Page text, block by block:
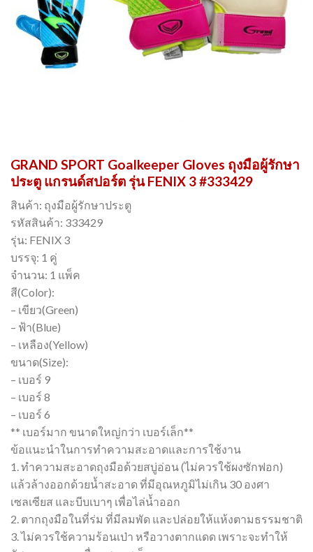
GRAND SPORT Goalkeeper Gloves ถุงมือผู้รักษา
ประตู แกรนด์สปอร์ต รุ่น FENIX 3 #333429
สินค้า: ถุงมือผู้รักษาประตู
รหัสสินค้า: 333429
รุ่น: FENIX 3
บรรจุ: 1 คู่
จำนวน: 1 แพ็ค
สี(Color):
– เขียว(Green)
– ฟ้า(Blue)
– เหลือง(Yellow)
ขนาด(Size):
– เบอร์ 9
– เบอร์ 8
– เบอร์ 6
** เบอร์มาก ขนาดใหญ่กว่า เบอร์เล็ก**
ข้อแนะนำในการทำความสะอาดและการใช้งาน
1. ทำความสะอาดถุงมือด้วยสบู่อ่อน (ไม่ควรใช้ผงซักฟอก)
แล้วล้างออกด้วยน้ำสะอาด ที่มีอุณหภูมิไม่เกิน 30 องศา
เซลเซียส และบีบเบาๆ เพื่อไล่น้ำออก
2. ตากถุงมือในที่ร่ม ที่มีลมพัด และปล่อยให้แห้งตามธรรมชาติ
3. ไม่ควรใช้ความร้อนเป่า หรือวางตากแดด เพราะจะทำให้